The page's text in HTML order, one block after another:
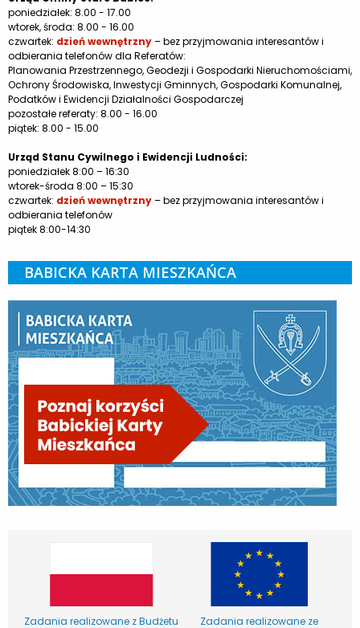
poniedziałek: 8.00 - 17.00
wtorek, środa: 8.00 - 16.00
czwartek: dzień wewnętrzny– bez przyjmowania interesantów i
odbierania telefonów dla Referatów:
Planowania Przestrzennego, Geodezji i Gospodarki Nieruchomościami,
Ochrony Środowiska, Inwestycji Gminnych, Gospodarki Komunalnej,
Podatków i Ewidencji Działalności Gospodarczej
pozostałe referaty: 8.00 - 16.00
piątek: 8.00 - 15.00
Urząd Stanu Cywilnego i Ewidencji Ludności:
poniedziałek 8:00 – 16:30
wtorek-środa 8:00 – 15:30
czwartek: dzień wewnętrzny– bez przyjmowania interesantów i
odbierania telefonów
piątek 8:00-14:30
BABICKA KARTA MIESZKAŃCA
Zadania realizowane z Budżetu Zadania realizowane ze